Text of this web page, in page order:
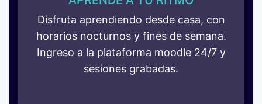
Disfruta aprendiendo desde casa, con
horarios nocturnos y fines de semana.
Ingreso a la plataforma moodle 24/7 y
sesiones grabadas.